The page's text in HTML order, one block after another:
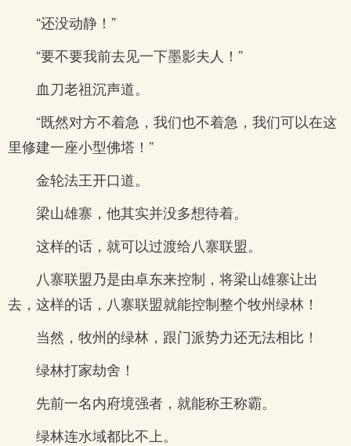
“还没动静！”
“要不要我前去见一下墨影夫人！”
血刀老祖沉声道。
“既然对方不着急，我们也不着急，我们可以在这
里修建一座小型佛塔！”
金轮法王开口道。
梁山雄寨，他其实并没多想待着。
这样的话，就可以过渡给八寨联盟。
八寨联盟乃是由卓东来控制，将梁山雄寨让出
去，这样的话，八寨联盟就能控制整个牧州绿林！
当然，牧州的绿林，跟门派势力还无法相比！
绿林打家劫舍！
先前一名内府境强者，就能称王称霸。
绿林连水域都比不上。